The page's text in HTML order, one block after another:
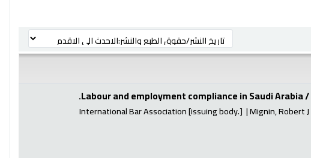
ترتيب بواسطة:
Labour and employment compliance in Saudi Arabia
Mignin, Robert J
International Bar Association[issuing body.]